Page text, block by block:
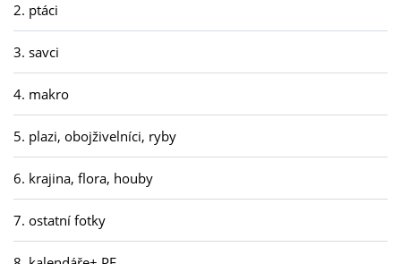
2. ptáci
3. savci
4. makro
5. plazi, obojživelníci, ryby
6. krajina, flora, houby
7. ostatní fotky